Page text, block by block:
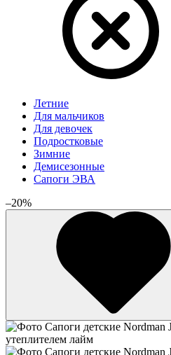
Летние
Для мальчиков
Для девочек
Подростковые
Зимние
Демисезонные
Сапоги ЭВА
–20%